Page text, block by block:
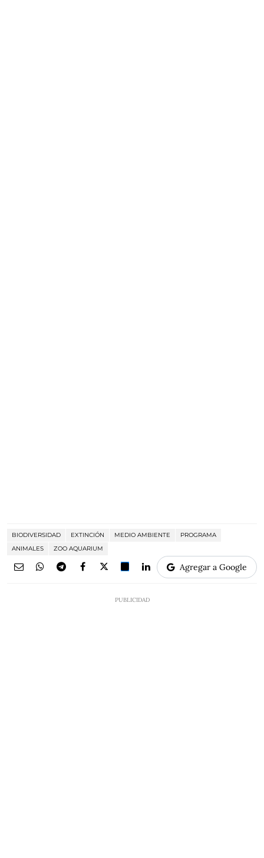
BIODIVERSIDAD EXTINCIÓN MEDIO AMBIENTE
PROGRAMA
ANIMALES
ZOO AQUARIUM
Agregar a Google